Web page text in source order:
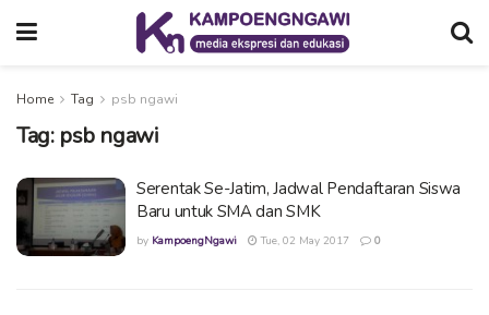
Home Tag psb ngawi
Tag: psb ngawi
Serentak Se-Jatim, Jadwal Pendaftaran Siswa
Baru untuk SMA dan SMK
by KampoengNgawi Tue, 02 May 2017 0